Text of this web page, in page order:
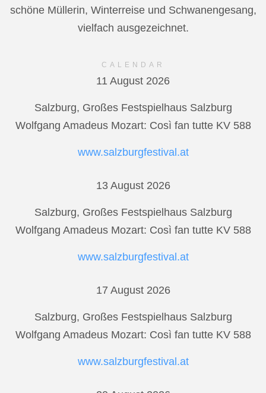
schöne Müllerin, Winterreise und Schwanengesang,
vielfach ausgezeichnet.
CALENDAR
11 August 2026
Salzburg, Großes Festspielhaus Salzburg
Wolfgang Amadeus Mozart: Così fan tutte KV 588
www.salzburgfestival.at
13 August 2026
Salzburg, Großes Festspielhaus Salzburg
Wolfgang Amadeus Mozart: Così fan tutte KV 588
www.salzburgfestival.at
17 August 2026
Salzburg, Großes Festspielhaus Salzburg
Wolfgang Amadeus Mozart: Così fan tutte KV 588
www.salzburgfestival.at